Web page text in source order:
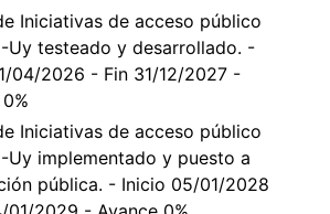
Iniciativas de acceso público
Uy testeado y desarrollado. -
04/2026 - Fin 31/12/2027 -
Iniciativas de acceso público
Uy implementado y puesto a
pública. - Inicio 05/01/2028